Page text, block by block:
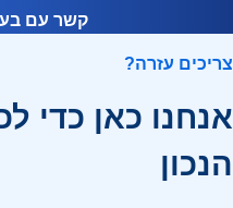
קשר עם
צריכים עזרה?
אנחנו כאן כדי
הנכון